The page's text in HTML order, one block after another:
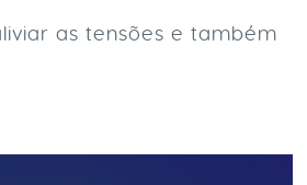
as tensões e também